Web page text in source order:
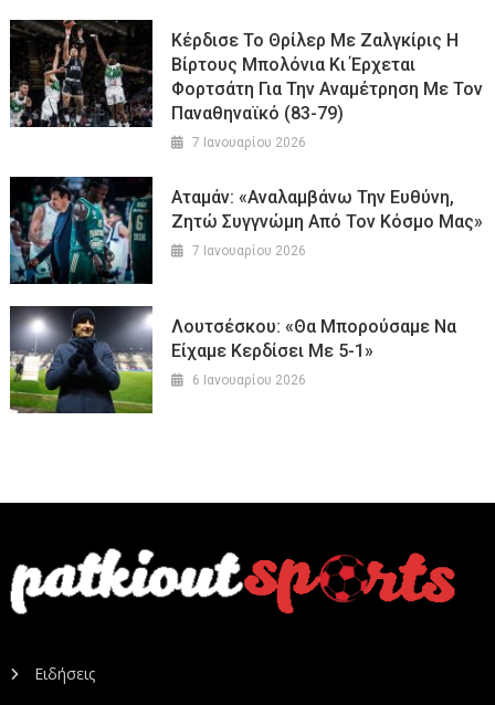
Κέρδισε Το Θρίλερ Με Ζαλγκίρις Η
Βίρτους Μπολόνια Κι Έρχεται
Φορτσάτη Για Την Αναμέτρηση Με Τον
Παναθηναϊκό (83-79)
7 Ιανουαρίου 2026
Αταμάν: «Αναλαμβάνω Την Ευθύνη,
Ζητώ Συγγνώμη Από Τον Κόσμο Μας»
7 Ιανουαρίου 2026
Λουτσέσκου: «Θα Μπορούσαμε Να
Είχαμε Κερδίσει Με 5-1»
6 Ιανουαρίου 2026
Ειδήσεις